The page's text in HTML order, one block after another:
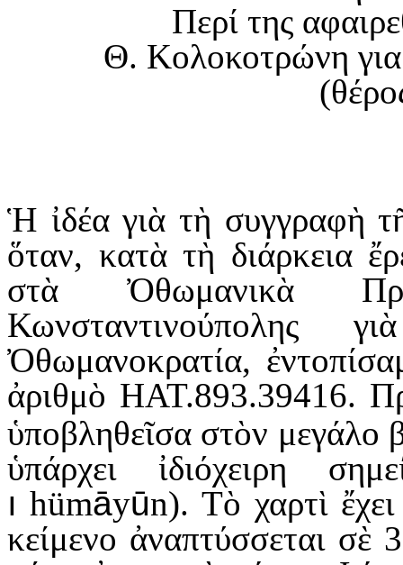
Περί της
Θ. Κολοκοτρώνη
Ἡ ἰδέα γιὰ τὴ συγγραφὴ
ὅταν, κατὰ τὴ διάρκεια
στὰ Ὀθωμανικὰ
Κωνσταντινούπολης
Ὀθωμανοκρατία,
ἀριθμὸ HAT.893.39416.
ὑποβληθεῖσα στὸν μεγάλο
ὑπάρχει ἰδιόχειρη
ı hümāyūn).Τὸ χαρτὶ
κείμενο ἀναπτύσσεται σὲ